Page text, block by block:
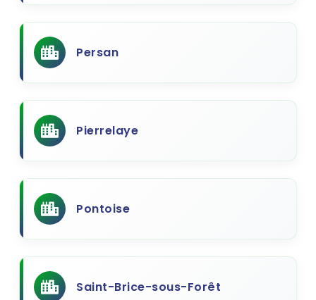
Persan
Pierrelaye
Pontoise
Saint-Brice-sous-Forêt